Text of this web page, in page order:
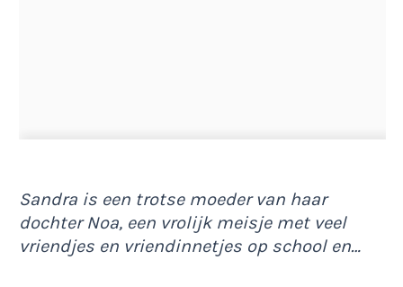
Sandra is een trotse moeder van haar
dochter Noa, een vrolijk meisje met veel
vriendjes en vriendinnetjes op school en…